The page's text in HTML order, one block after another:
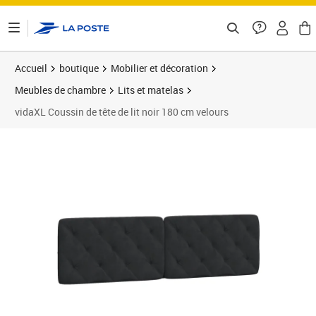
Accueil boutique
Mobilier et décoration
Meubles de chambre
Lits et matelas
vidaXL Coussin de tête de lit noir 180 cm velours